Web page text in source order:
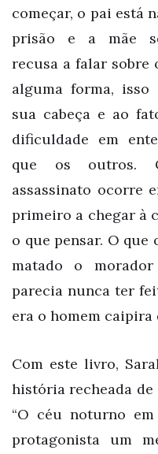
começar, o pai está
prisão e a mãe
recusa a falar sobre
alguma forma,
sua cabeça e ao
dificuldade em
que os outros.
assassinato ocorre
primeiro a chegar à
o que pensar. O
matado o
parecia nunca ter
era o homem caipira
Com este livro,
história recheada de
“O céu noturno
protagonista um